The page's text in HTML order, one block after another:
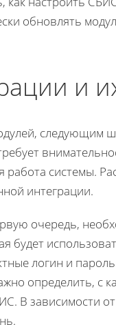
обновлять
и
следующим
работа системы.
интеграции.
очередь,
будет
логин и
определить, с
В зависимости